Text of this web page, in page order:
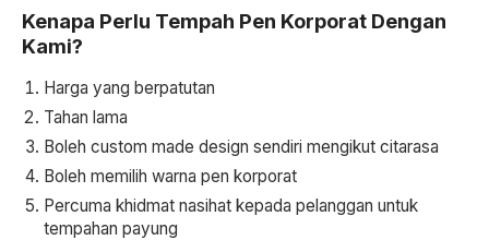
Kenapa Perlu Tempah Pen Korporat Dengan
Kami?
Harga yang berpatutan
Tahan lama
Boleh custom made design sendiri mengikut citarasa
Boleh memilih warna pen korporat
Percuma khidmat nasihat kepada pelanggan untuk
tempahan payung